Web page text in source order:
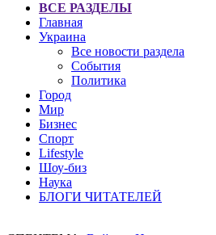
ВСЕ РАЗДЕЛЫ
Главная
Украина
Все новости раздела
События
Политика
Город
Мир
Бизнес
Спорт
Lifestyle
Шоу-биз
Наука
БЛОГИ ЧИТАТЕЛЕЙ